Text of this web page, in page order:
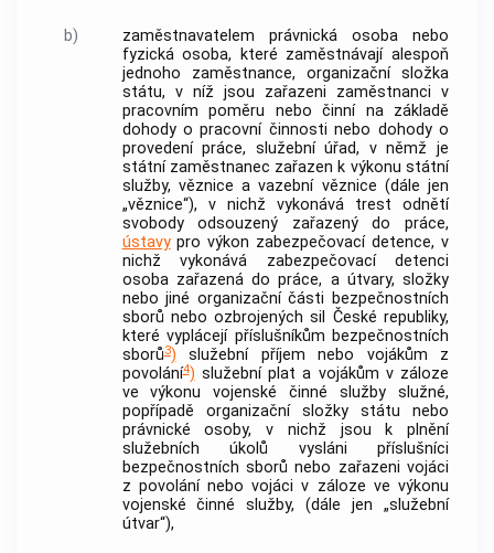
b) zaměstnavatelem právnická osoba nebo
fyzická osoba, které zaměstnávají alespoň
jednoho zaměstnance, organizační složka
státu, v níž jsou zařazeni zaměstnanci v
pracovním poměru nebo činní na základě
dohody o pracovní činnosti nebo dohody o
provedení práce, služební úřad, v němž je
státní zaměstnanec zařazen k výkonu státní
služby, věznice a vazební věznice (dále jen
„věznice“), v nichž vykonává trest odnětí
svobody odsouzený zařazený do práce,
ústavypro výkon zabezpečovací detence, v
nichž vykonává zabezpečovací detenci
osoba zařazená do práce, a útvary, složky
nebo jiné organizační části bezpečnostních
sborů nebo ozbrojených sil České republiky,
které vyplácejí příslušníkům bezpečnostních
sborů3) služební příjem nebo vojákům z
povolání4) služební plat a vojákům v záloze
ve výkonu vojenské činné služby služné,
popřípadě organizační složky státu nebo
právnické osoby, v nichž jsou k plnění
služebních úkolů vysláni příslušníci
bezpečnostních sborů nebo zařazeni vojáci
z povolání nebo vojáci v záloze ve výkonu
vojenské činné služby, (dále jen „služební
útvar“),